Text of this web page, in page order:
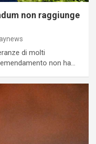
non raggiunge
di molti
non ha…